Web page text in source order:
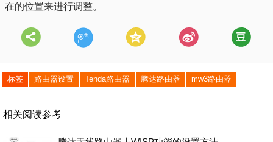
在的位置来进行调整。
标签 路由器设置 Tenda路由器 腾达路由器 mw3路由器
相关阅读参考